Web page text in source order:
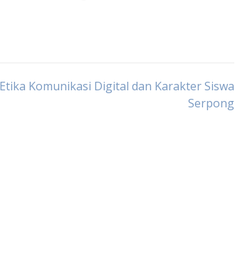
Komunikasi Digital dan Karakter Siswa
Serpong